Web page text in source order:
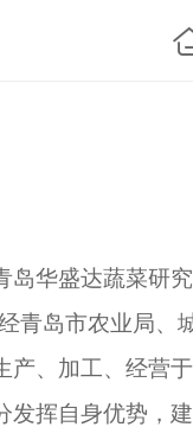
华盛达蔬菜研究
青岛市农业局、
产、加工、经营于
发挥自身优势，建